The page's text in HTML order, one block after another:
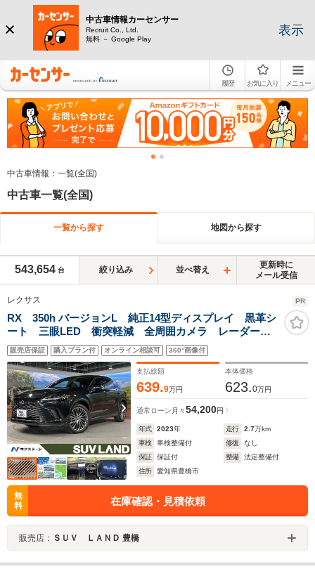
中古車情報カーセンサー
Recruit Co., Ltd.
無料 － Google Play
表示
履歴 お気に入り メニュー
中古車情報：一覧(全国)
中古車一覧(全国)
一覧から探す 地図から探す
543,654 台 絞り込み 並べ替え
更新時に
メール受信
レクサス PR
RX 350h バージョンL 純正14型ディスプレイ 黒革シ
ート 三眼LED 衝突軽減 全周囲カメラ レーダーク
ルーズ ブラインドスポットモニター デジタルインナ
ーミラー シートベンチレーション ステアリングヒー
ター
販売店保証 購入プラン付 オンライン相談可 360°画像付
支払総額
639.9万円
本体価格
623.0万円
通常ローン 月々54,200円
年式 2023年 走行 2.7万km
車検
車検整備付 修復
なし
保証
保証付 整備
法定整備付
住所
愛知県豊橋市
無
料
在庫確認・見積依頼
販売店： ＳＵＶ ＬＡＮＤ 豊橋